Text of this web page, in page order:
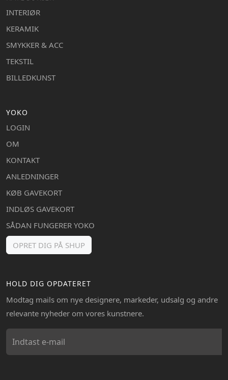
INTERIØR
KERAMIK
SMYKKER & ACC
TEKSTIL
BILLEDKUNST
YOKO
LOGIN
OM
KONTAKT
ANLEDNINGER
KØB GAVEKORT
INDLØS GAVEKORT
SÅDAN FUNGERER YOKO
OPRET DIG PÅ SHUP
HOLD DIG OPDATERET
Modtag mails om nye designere, markeder, udsalg og andre
relevante nyheder om vores kunstnere.